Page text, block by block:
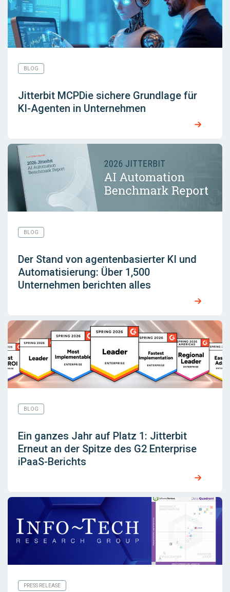
BLOG
Jitterbit MCPDie sichere Grundlage für
KI-Agenten in Unternehmen
BLOG
Der Stand von agentenbasierter KI und
Automatisierung: Über 1,500
Unternehmen berichten alles
BLOG
Ein ganzes Jahr auf Platz 1: Jitterbit
Erneut an der Spitze des G2 Enterprise
iPaaS-Berichts
PRESS RELEASE